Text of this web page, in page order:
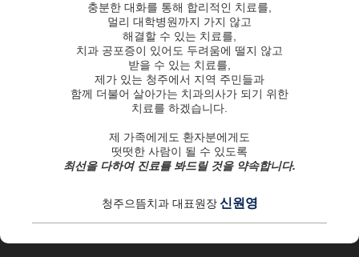
충분한 대화를 통해 합리적인 치료를,
멀리 대학병원까지 가지 않고
해결할 수 있는 치료를,
치과 공포증이 있어도 두려움에 떨지 않고
받을 수 있는 치료를,
제가 있는 청주에서 지역 주민들과
함께 더불어 살아가는 치과의사가 되기 위한
치료를 하겠습니다.
제 가족에게도 환자분에게도
떳떳한 사람이 될 수 있도록
최선을 다하여 진료를 봐드릴 것을 약속합니다.
청주으뜸치과 대표원장 신원영